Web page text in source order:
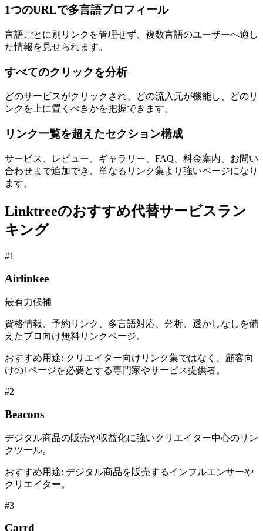
1つのURLで多言語プロフィール
言語ごとに別リンクを管理せず、複数言語のユーザーへ適し
た情報を見せられます。
すべてのクリックを分析
どのサービスがクリックされ、どの流入元が機能し、どのリ
ンクを上に置くべきかを把握できます。
リンク一覧を超えたセクション構成
サービス、レビュー、ギャラリー、FAQ、料金案内、お問い
合わせまで追加でき、単なるリンク集より強いページになり
ます。
Linktreeのおすすめ代替サービスラン
キング
#1
Airlinkee
最有力候補
資格情報、予約リンク、多言語対応、分析、透かしなしを備
えたプロ向け無料リンクページ。
おすすめ用途: クリエイター向けリンク集ではなく、顧客向
けの1ページを必要とする専門家やサービス提供者。
#2
Beacons
デジタル商品の販売や収益化に強いクリエイター中心のリン
クツール。
おすすめ用途: デジタル商品を販売するインフルエンサーや
クリエイター。
#3
Carrd